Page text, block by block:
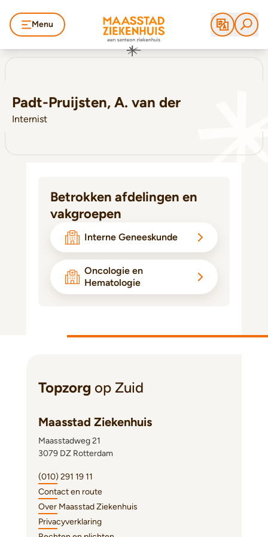
Menu
Padt-Pruijsten, A. van der
Internist
Betrokken afdelingen en
vakgroepen
Interne Geneeskunde
Oncologie en
Hematologie
Topzorg op Zuid
Maasstad Ziekenhuis
Maasstadweg 21
3079 DZ Rotterdam
(010) 291 19 11
Contact en route
Over Maasstad Ziekenhuis
Privacyverklaring